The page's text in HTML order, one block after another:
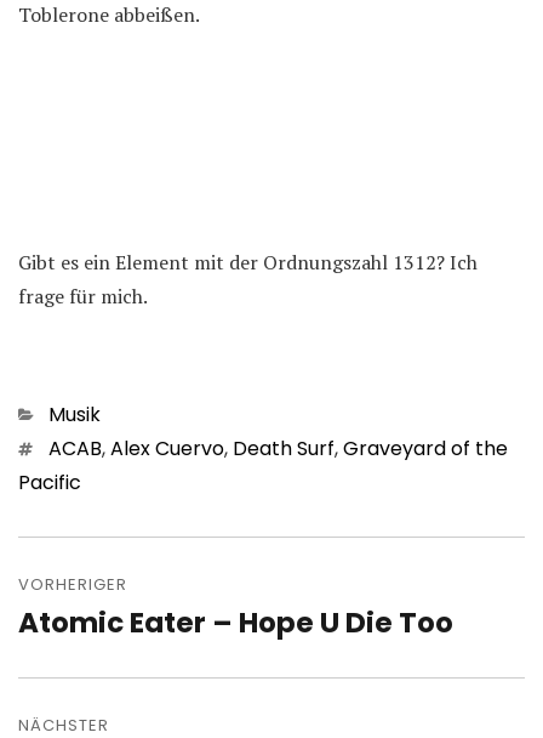
Toblerone abbeißen.
Gibt es ein Element mit der Ordnungszahl 1312? Ich
frage für mich.
Kategorien
Musik
Schlagwörter
ACAB,Alex Cuervo, Death Surf,Graveyard of the
Pacific
VORHERIGER
Vorheriger
Atomic Eater – Hope U Die Too
NÄCHSTER